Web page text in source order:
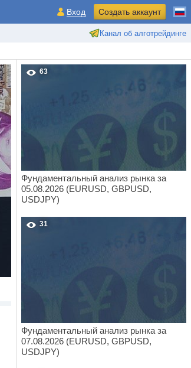
Канал об алготрейдинге
Вход Создать аккаунт
63
Фундаментальный анализ рынка за
05.08.2026 (EURUSD, GBPUSD,
USDJPY)
31
Фундаментальный анализ рынка за
07.08.2026 (EURUSD, GBPUSD,
USDJPY)